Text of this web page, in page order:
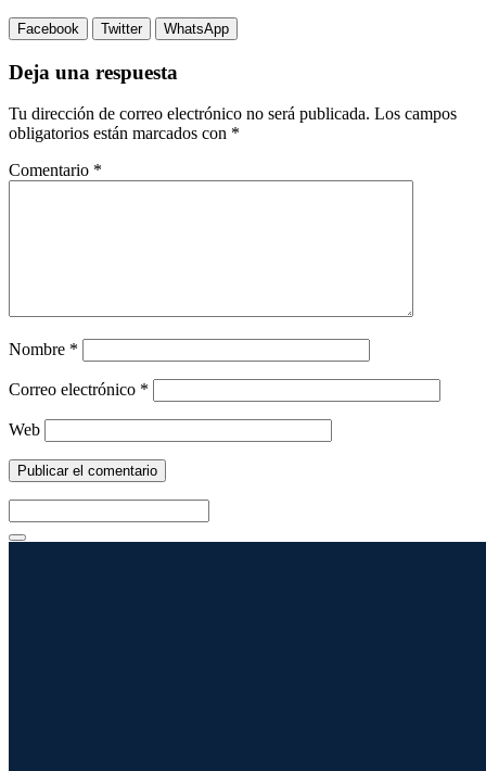
Facebook Twitter WhatsApp
Deja una respuesta
Tu dirección de correo electrónico no será publicada. Los campos
obligatorios están marcados con *
Comentario *
Nombre *
Correo electrónico *
Web